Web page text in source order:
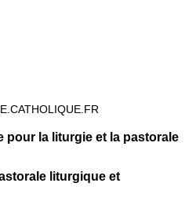
pour la liturgie et la pastorale
liturgique et